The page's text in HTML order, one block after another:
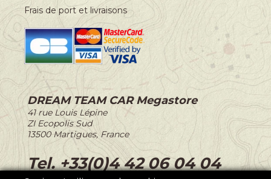
Frais de port et livraisons
DREAM TEAM CAR Megastore
-41 rue Louis Lépine
-
ZI Ecopolis Sud
-13500 Martigues, France
Tel. +33(0)4 42 06 04 04